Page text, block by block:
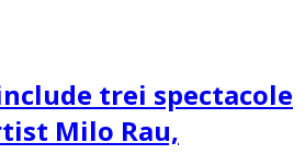
trei spectacole
Milo Rau,